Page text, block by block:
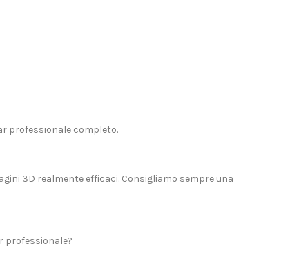
professionale completo.
3D realmente efficaci. Consigliamo sempre una
professionale?